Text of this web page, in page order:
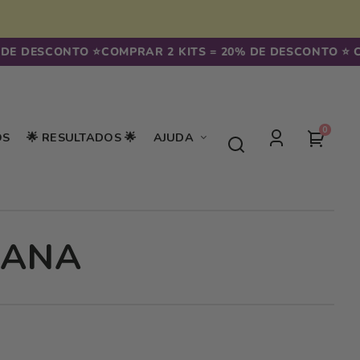
DESCONTO ⭐️COMPRAR 2 KITS = 20% DE DESCONTO ⭐️
🌟 RESULTADOS 🌟 AJUDA
Iniciar
seu
00